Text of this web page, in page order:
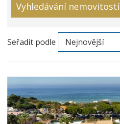
Vyhledávání nemovitostí
Seřadit podle